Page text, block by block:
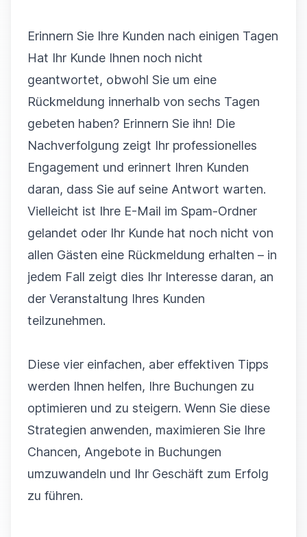
Erinnern Sie Ihre Kunden nach einigen Tagen
Hat Ihr Kunde Ihnen noch nicht
geantwortet, obwohl Sie um eine
Rückmeldung innerhalb von sechs Tagen
gebeten haben? Erinnern Sie ihn! Die
Nachverfolgung zeigt Ihr professionelles
Engagement und erinnert Ihren Kunden
daran, dass Sie auf seine Antwort warten.
Vielleicht ist Ihre E-Mail im Spam-Ordner
gelandet oder Ihr Kunde hat noch nicht von
allen Gästen eine Rückmeldung erhalten – in
jedem Fall zeigt dies Ihr Interesse daran, an
der Veranstaltung Ihres Kunden
teilzunehmen.
Diese vier einfachen, aber effektiven Tipps
werden Ihnen helfen, Ihre Buchungen zu
optimieren und zu steigern. Wenn Sie diese
Strategien anwenden, maximieren Sie Ihre
Chancen, Angebote in Buchungen
umzuwandeln und Ihr Geschäft zum Erfolg
zu führen.